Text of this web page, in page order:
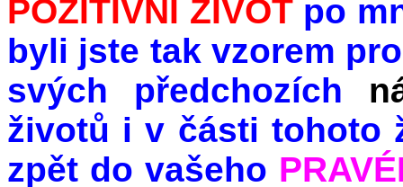
POZITIVNÍ ŽIVOTpo
byli jste tak vzorem
svých předchozích
životů i v části tohoto
zpět do vašeho